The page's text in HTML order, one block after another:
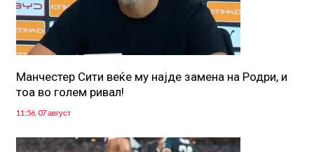
Манчестер Сити веќе му најде замена на Родри, и
тоа во голем ривал!
11:56, 07 август